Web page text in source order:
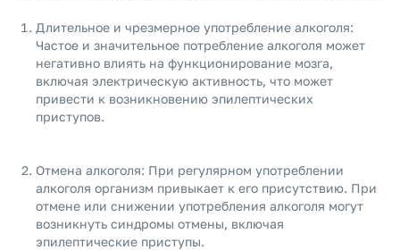
Длительное и чрезмерное употребление алкоголя:
Частое и значительное потребление алкоголя может
негативно влиять на функционирование мозга,
включая электрическую активность, что может
привести к возникновению эпилептических
приступов.
Отмена алкоголя: При регулярном употреблении
алкоголя организм привыкает к его присутствию. При
отмене или снижении употребления алкоголя могут
возникнуть синдромы отмены, включая
эпилептические приступы.